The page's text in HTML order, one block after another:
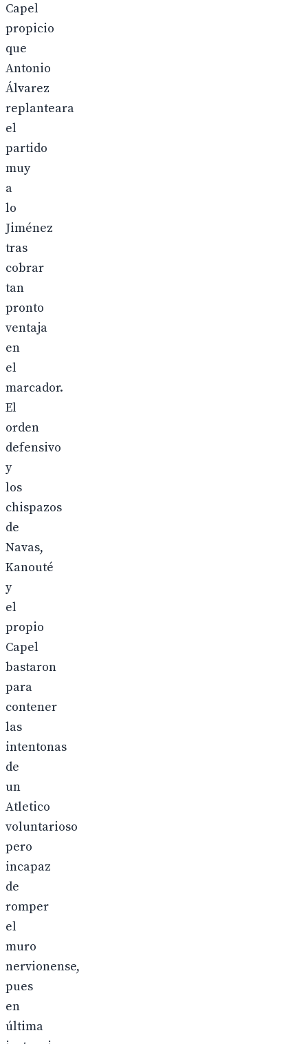
Capel
propicio
que
Antonio
Álvarez
replanteara
el
partido
muy
a
lo
Jiménez
tras
cobrar
tan
pronto
ventaja
en
el
marcador.
El
orden
defensivo
y
los
chispazos
de
Navas,
Kanouté
y
el
propio
Capel
bastaron
para
contener
las
intentonas
de
un
Atletico
voluntarioso
pero
incapaz
de
romper
el
muro
nervionense,
pues
en
última